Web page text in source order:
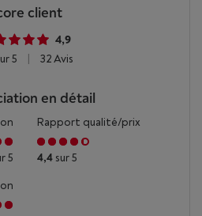
client
4,9
5 32 Avis
en détail
5
Rapport qualité/prix
4,4 sur 5